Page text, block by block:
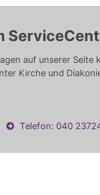
auf unserer
Kirche und
Telefon: 040